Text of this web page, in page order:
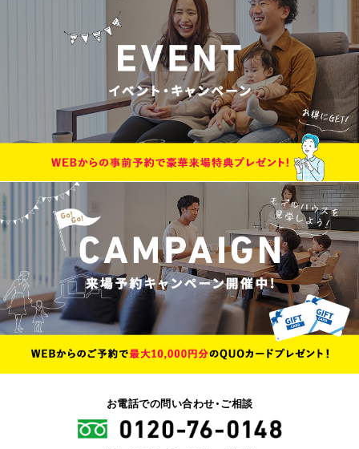
お電話での問い合わせ・ご相談